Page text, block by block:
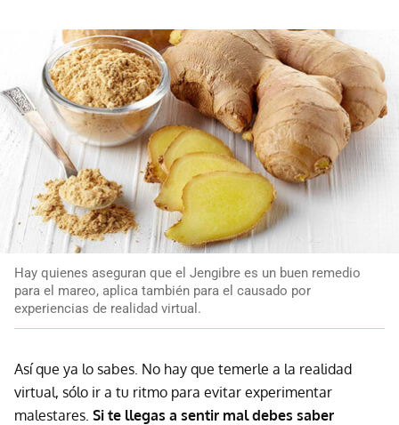
Hay quienes aseguran que el Jengibre es un buen remedio
para el mareo, aplica también para el causado por
experiencias de realidad virtual.
Así que ya lo sabes. No hay que temerle a la realidad
virtual, sólo ir a tu ritmo para evitar experimentar
malestares. Si te llegas a sentir mal debes saber